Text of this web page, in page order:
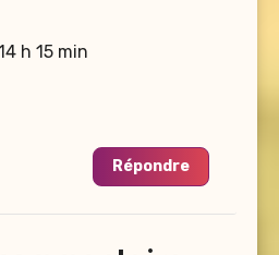
h 15 min
Répondre